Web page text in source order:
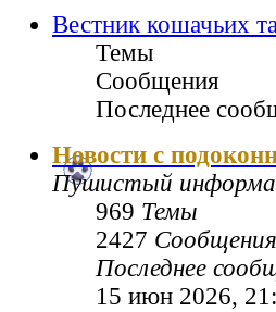
Вестник кошачьих
Темы
Сообщения
Последнее
Новости с
Пушистый
969 Темы
2427 Сообщения
Последнее
15 июн 2026,